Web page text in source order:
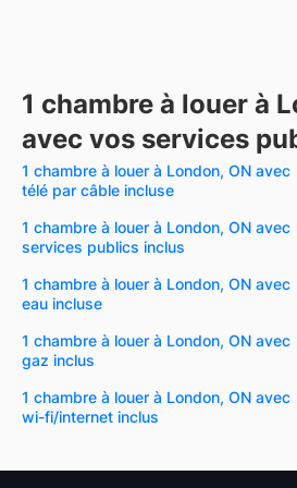
1 chambre à louer à
avec vos services
1 chambre à louer à London, ON avec
télé par câble incluse
1 chambre à louer à London, ON avec
services publics inclus
1 chambre à louer à London, ON avec
eau incluse
1 chambre à louer à London, ON avec
gaz inclus
1 chambre à louer à London, ON avec
wi-fi/internet inclus